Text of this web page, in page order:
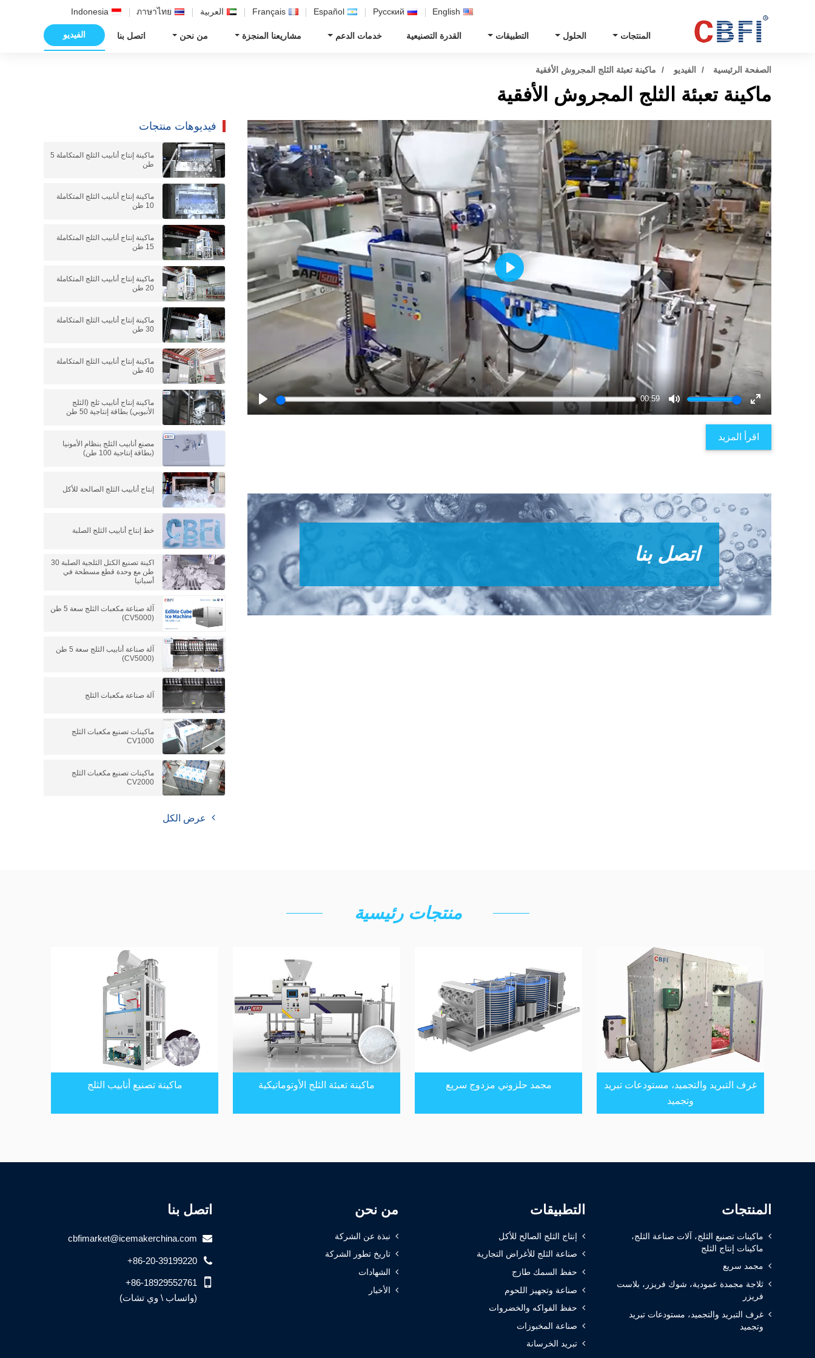
English
Русский
Español
Français العربية ภาษาไทย
Indonesia
المنتجات الحلول التطبيقات القدرة التصنيعية خدمات الدعم مشاريعنا المنجزة من نحن اتصل بنا الفيديو
الصفحة الرئيسية الفيديو ماكينة تعبئة الثلج المجروش الأفقية
ماكينة تعبئة الثلج المجروش الأفقية
Play
00:59
Mute
Enter
Play
اقرأ المزيد
اتصل بنا
فيديوهات منتجات
ماكينة إنتاج أنابيب الثلج المتكاملة 5
طن
ماكينة إنتاج أنابيب الثلج المتكاملة
10 طن
ماكينة إنتاج أنابيب الثلج المتكاملة
15 طن
ماكينة إنتاج أنابيب الثلج المتكاملة
20 طن
ماكينة إنتاج أنابيب الثلج المتكاملة
30 طن
ماكينة إنتاج أنابيب الثلج المتكاملة
40 طن
ماكينة إنتاج أنابيب ثلج (الثلج
الأنبوبي) بطاقة إنتاجية 50 طن
مصنع أنابيب الثلج بنظام الأمونيا
(بطاقة إنتاجية 100 طن)
إنتاج أنابيب الثلج الصالحة للأكل
خط إنتاج أنابيب الثلج الصلبة
اكينة تصنيع الكتل الثلجية الصلبة 30
طن مع وحدة قطع مسطحة في
أسبانيا
آلة صناعة مكعبات الثلج سعة 5 طن
(CV5000)
آلة صناعة أنابيب الثلج سعة 5 طن
(CV5000)
آلة صناعة مكعبات الثلج
ماكينات تصنيع مكعبات الثلج
CV1000
ماكينات تصنيع مكعبات الثلج
CV2000
عرض الكل
منتجات رئيسية
غرف التبريد والتجميد، مستودعات تبريد
وتجميد
مجمد حلزوني مزدوج سريع ماكينة تعبئة الثلج الأوتوماتيكية ماكينة تصنيع أنابيب الثلج
المنتجات
ماكينات تصنيع الثلج، آلات صناعة الثلج،
ماكينات إنتاج الثلج
مجمد سريع
ثلاجة مجمدة عمودية، شوك فريزر، بلاست
فريزر
غرف التبريد والتجميد، مستودعات تبريد
وتجميد
التطبيقات
إنتاج الثلج الصالح للأكل
صناعة الثلج للأغراض التجارية
حفظ السمك طازج
صناعة وتجهيز اللحوم
حفظ الفواكه والخضروات
صناعة المخبوزات
تبريد الخرسانة
من نحن
نبذة عن الشركة
تاريخ تطور الشركة
الشهادات
الأخبار
اتصل بنا
cbfimarket@icemakerchina.com
+86-20-39199220
+86-18929552761
(واتساب \ وي تشات)